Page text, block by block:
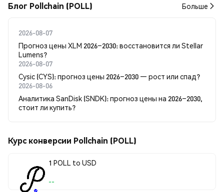
Блог Pollchain (POLL) Больше
2026-08-07
Прогноз цены XLM 2026–2030: восстановится ли Stellar
Lumens?
2026-08-07
Cysic (CYS): прогноз цены 2026–2030 — рост или спад?
2026-08-06
Аналитика SanDisk (SNDK): прогноз цены на 2026–2030,
стоит ли купить?
Курс конверсии Pollchain (POLL)
1 POLL to USD
--